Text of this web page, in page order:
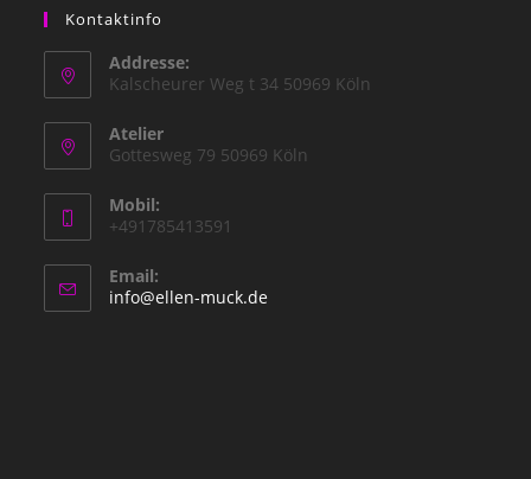
Kontaktinfo
Addresse:
Kalscheurer Weg t 34 50969 Köln
Atelier
Gottesweg 79 50969 Köln
Mobil:
+491785413591
Email:
info@ellen-muck.de